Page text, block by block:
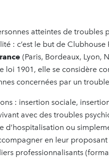
atteintes de troubles
: c’est le but de
(Paris, Bordeaux, Lyon,
loi 1901, elle se considère
concernées par un
: insertion sociale,
avec des troubles
d’hospitalisation ou
en leur
professionnalisants